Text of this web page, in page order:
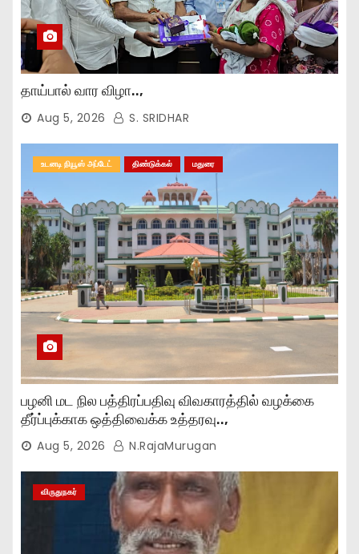
தாய்பால் வார விழா..,
Aug 5, 2026 S. SRIDHAR
உடனடி நியூஸ் அப்டேட் திண்டுக்கல் மதுரை
பழனி மட நில பத்திரப்பதிவு விவகாரத்தில் வழக்கை
தீர்ப்புக்காக ஒத்திவைக்க உத்தரவு..,
Aug 5, 2026 N.RajaMurugan
விருதுநகர்